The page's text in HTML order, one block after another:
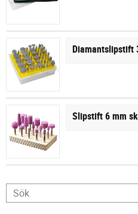
Diamantslipstift
Slipstift 6 mm